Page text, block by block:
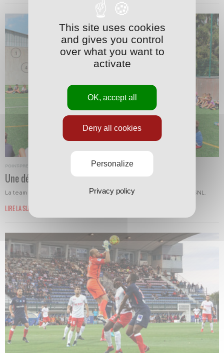
POINT-PRESSE
Une démo de freestyle
La team S3 est intervenue durant le dernier stage organisé par l'ASNL.
LIRE LA SUITE
This site uses cookies
and gives you control
over what you want to
activate
OK, accept all
Deny all cookies
Personalize
Privacy policy